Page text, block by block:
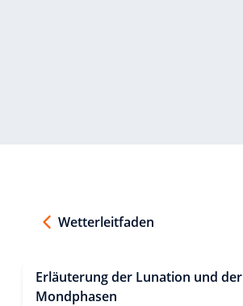
Wetterleitfaden
Erläuterung der Lunation und der
Mondphasen